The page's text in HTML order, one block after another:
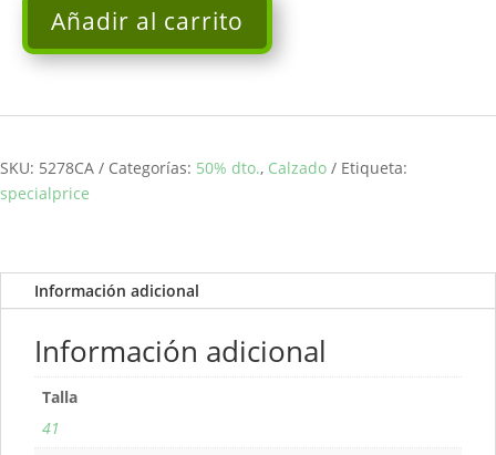
Sandalia
efecto
Añadir al carrito
SKU: 5278CA Categorías: 50% dto., Calzado
Etiqueta:
specialprice
Información adicional
Información adicional
Talla
41